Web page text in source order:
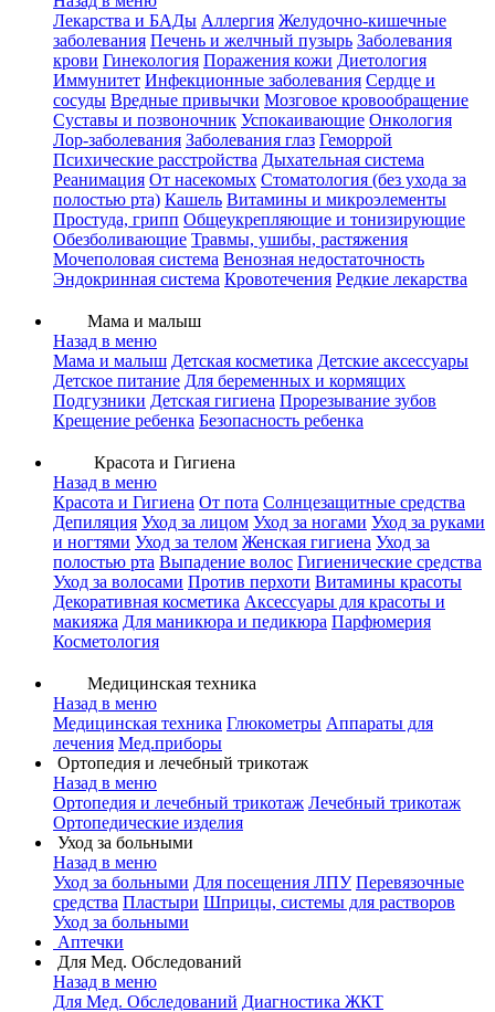
Лекарства и БАДы Аллергия Желудочно-кишечные
заболевания Печень и желчный пузырь Заболевания
крови Гинекология Поражения кожи Диетология
Иммунитет Инфекционные заболевания Сердце и
сосуды Вредные привычки Мозговое кровообращение
Суставы и позвоночник Успокаивающие Онкология
Лор-заболевания Заболевания глаз Геморрой
Психические расстройства Дыхательная система
Реанимация От насекомых Стоматология (без ухода за
полостью рта) Кашель Витамины и микроэлементы
Простуда, грипп Общеукрепляющие и тонизирующие
Обезболивающие Травмы, ушибы, растяжения
Мочеполовая система Венозная недостаточность
Эндокринная система Кровотечения Редкие лекарства
Мама и малыш
Назад в меню
Мама и малыш Детская косметика Детские аксессуары
Детское питание Для беременных и кормящих
Подгузники Детская гигиена Прорезывание зубов
Крещение ребенка Безопасность ребенка
Красота и Гигиена
Назад в меню
Красота и Гигиена От пота Солнцезащитные средства
Депиляция Уход за лицом Уход за ногами Уход за руками
и ногтями Уход за телом Женская гигиена Уход за
полостью рта Выпадение волос Гигиенические средства
Уход за волосами Против перхоти Витамины красоты
Декоративная косметика Аксессуары для красоты и
макияжа Для маникюра и педикюра Парфюмерия
Косметология
Медицинская техника
Назад в меню
Медицинская техника Глюкометры Аппараты для
лечения Мед.приборы
Ортопедия и лечебный трикотаж
Назад в меню
Ортопедия и лечебный трикотаж Лечебный трикотаж
Ортопедические изделия
Уход за больными
Назад в меню
Уход за больными Для посещения ЛПУ Перевязочные
средства Пластыри Шприцы, системы для растворов
Уход за больными
Аптечки
Для Мед. Обследований
Назад в меню
Для Мед. Обследований Диагностика ЖКТ